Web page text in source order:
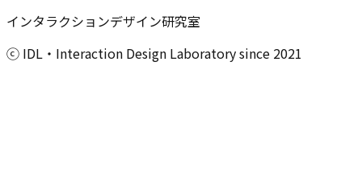
インタラクションデザイン研究室
ⓒ IDL・Interaction Design Laboratory since 2021